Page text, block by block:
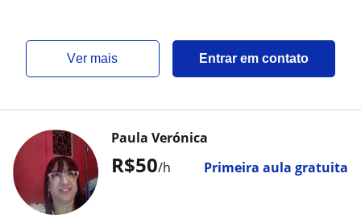
ver mais Entrar em contato
R$50/h Primeira aula gratuita
Paula Verónica